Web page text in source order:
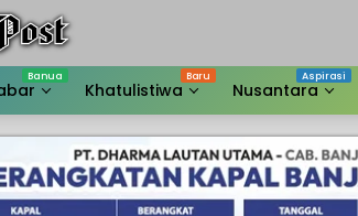
Khatulistiwa Nusantara